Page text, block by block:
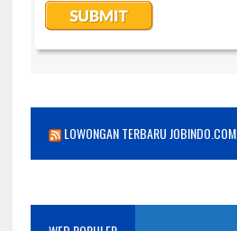
LOWONGAN TERBARU JOBINDO.COM